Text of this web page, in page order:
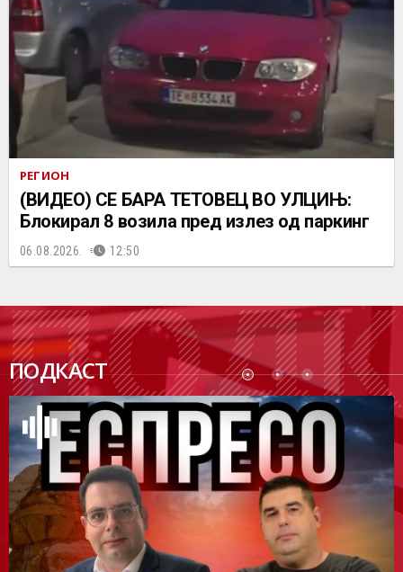
РЕГИОН
(ВИДЕО) СЕ БАРА ТЕТОВЕЦ ВО УЛЦИЊ:
Блокирал 8 возила пред излез од паркинг
06.08.2026. 12:50
ПОДКАСТ
ПОДК
АСТ